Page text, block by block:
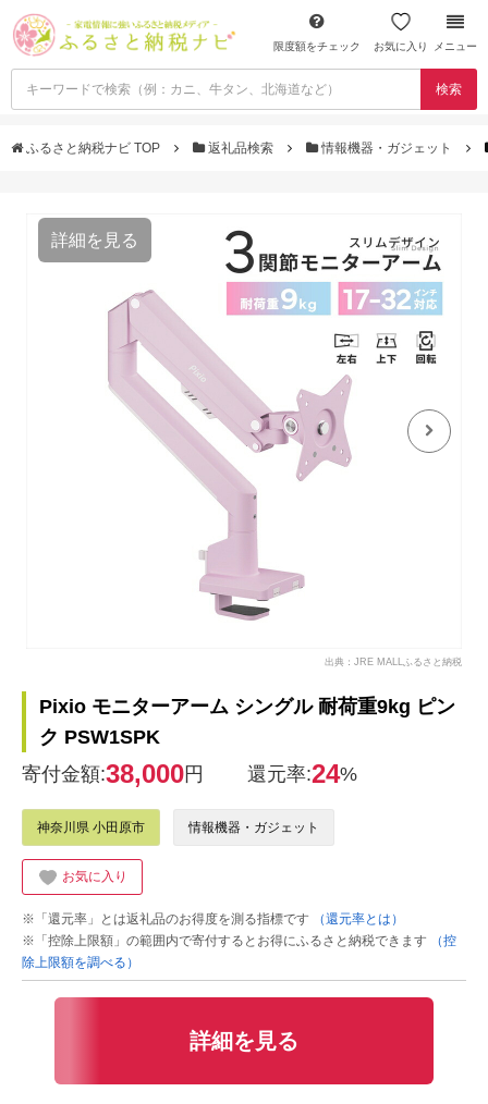
限度額をチェック お気に入り メニュー
検索
ふるさと納税ナビ TOP 返礼品検索 情報機器・ガジェット
詳細を見る
出典：JRE MALLふるさと納税
Pixio モニターアーム シングル 耐荷重9kg ピン
ク PSW1SPK
寄付金額:38,000円 還元率:24%
神奈川県 小田原市 情報機器・ガジェット
お気に入り
※「還元率」とは返礼品のお得度を測る指標です
（還元率とは）
※「控除上限額」の範囲内で寄付するとお得にふるさと納税できます
（控
除上限額を調べる）
詳細を見る